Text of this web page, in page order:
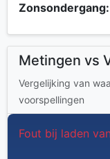
Zonsondergang:
Metingen vs
Vergelijking van
voorspellingen
Fout bij laden